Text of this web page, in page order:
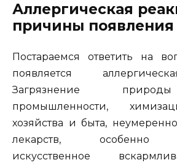
Аллергическая
причины появления
Постараемся ответить на
появляется
Загрязнение
промышленности,
хозяйства и быта,
лекарств, особенно
искусственное